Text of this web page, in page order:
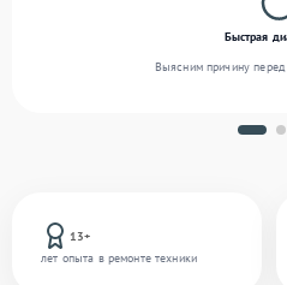
13+
лет опыта в ремонте техники
Быстрая
Выясним причину